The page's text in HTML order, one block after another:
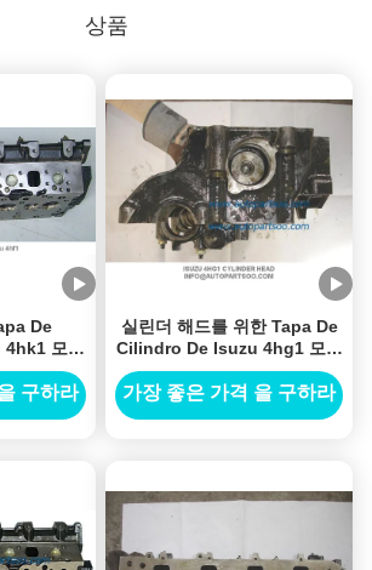
상품
De
모터
De
구하라
실린더 해드를 위한 Tapa De
Cilindro De Isuzu 4hg1 모터
Culata Culata De Isuzu
4hg1
가장 좋은 가격 을 구하라